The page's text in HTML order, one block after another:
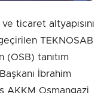
ticaret altyapısını
TEKNOSAB
(OSB) tanıtım
İbrahim
AKKM Osmangazi